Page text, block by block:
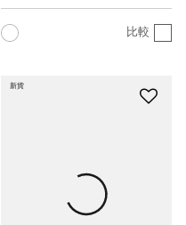
比較
新貨